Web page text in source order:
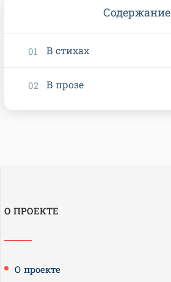
Содержание
В стихах
В прозе
О ПРОЕКТЕ
О проекте